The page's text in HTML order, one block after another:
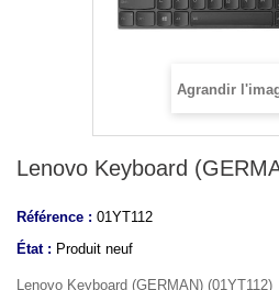
Agrandir
Lenovo Keyboard
Référence : 01YT112
État : Produit neuf
Lenovo Keyboard (GERMAN) (01YT112)